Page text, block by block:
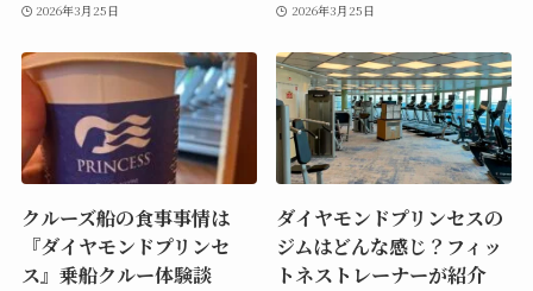
2026年3月25日 2026年3月25日
クルーズ船の食事事情は
『ダイヤモンドプリンセ
ス』乗船クルー体験談
ダイヤモンドプリンセスの
ジムはどんな感じ？フィッ
トネストレーナーが紹介